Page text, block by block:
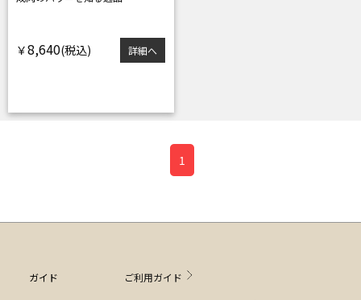
￥8,640 詳細へ
1
ガイド ご利用ガイド